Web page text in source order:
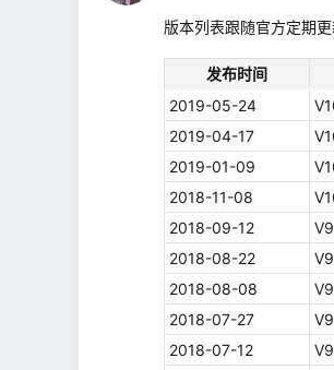
版本列表跟随官方定期
发布时间
2019-05-24
2019-04-17
2019-01-09
2018-11-08
2018-09-12
2018-08-22
2018-08-08
2018-07-27
2018-07-12